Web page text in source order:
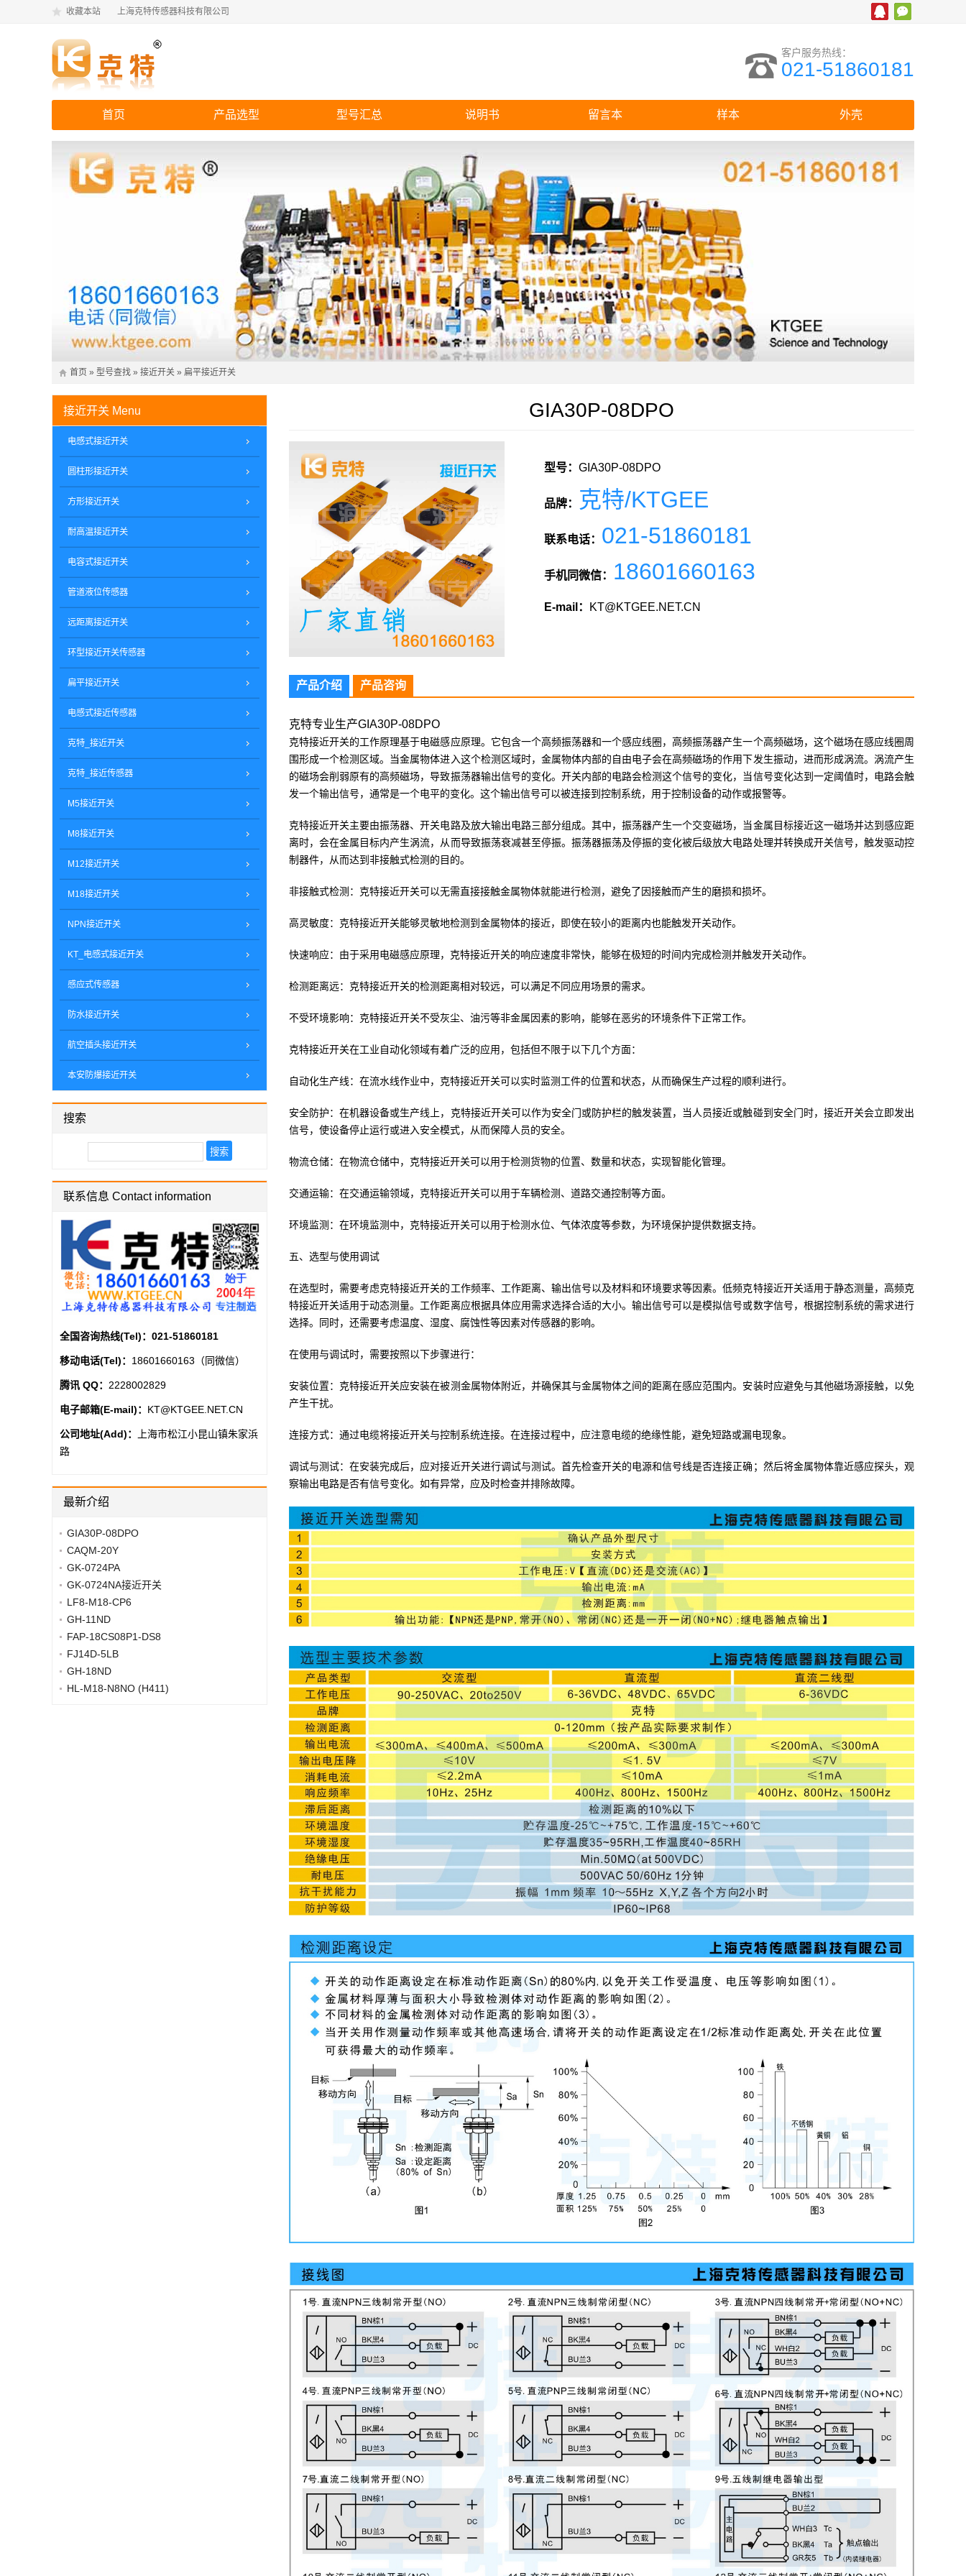
收藏本站 上海克特传感器科技有限公司
客户服务热线：
021-51860181
首页 产品选型 型号汇总 说明书 留言本 样本 外壳
首页 » 型号查找 » 接近开关 » 扁平接近开关
GIA30P-08DPO
型号： GIA30P-08DPO
品牌： 克特/KTGEE
联系电话： 021-51860181
手机同微信： 18601660163
E-mail： KT@KTGEE.NET.CN
产品介绍 产品咨询
克特专业生产GIA30P-08DPO
克特接近开关的工作原理基于电磁感应原理。它包含一个高频振荡器和一个感应线圈，高频振荡器产生一个高频磁场，这个磁场在感应线圈周
围形成一个检测区域。当金属物体进入这个检测区域时，金属物体内部的自由电子会在高频磁场的作用下发生振动，进而形成涡流。涡流产生
的磁场会削弱原有的高频磁场，导致振荡器输出信号的变化。开关内部的电路会检测这个信号的变化，当信号变化达到一定阈值时，电路会触
发一个输出信号，通常是一个电平的变化。这个输出信号可以被连接到控制系统，用于控制设备的动作或报警等。
克特接近开关主要由振荡器、开关电路及放大输出电路三部分组成。其中，振荡器产生一个交变磁场，当金属目标接近这一磁场并达到感应距
离时，会在金属目标内产生涡流，从而导致振荡衰减甚至停振。振荡器振荡及停振的变化被后级放大电路处理并转换成开关信号，触发驱动控
制器件，从而达到非接触式检测的目的。
非接触式检测：克特接近开关可以无需直接接触金属物体就能进行检测，避免了因接触而产生的磨损和损坏。
高灵敏度：克特接近开关能够灵敏地检测到金属物体的接近，即使在较小的距离内也能触发开关动作。
快速响应：由于采用电磁感应原理，克特接近开关的响应速度非常快，能够在极短的时间内完成检测并触发开关动作。
检测距离远：克特接近开关的检测距离相对较远，可以满足不同应用场景的需求。
不受环境影响：克特接近开关不受灰尘、油污等非金属因素的影响，能够在恶劣的环境条件下正常工作。
克特接近开关在工业自动化领域有着广泛的应用，包括但不限于以下几个方面：
自动化生产线：在流水线作业中，克特接近开关可以实时监测工件的位置和状态，从而确保生产过程的顺利进行。
安全防护：在机器设备或生产线上，克特接近开关可以作为安全门或防护栏的触发装置，当人员接近或触碰到安全门时，接近开关会立即发出
信号，使设备停止运行或进入安全模式，从而保障人员的安全。
物流仓储：在物流仓储中，克特接近开关可以用于检测货物的位置、数量和状态，实现智能化管理。
交通运输：在交通运输领域，克特接近开关可以用于车辆检测、道路交通控制等方面。
环境监测：在环境监测中，克特接近开关可以用于检测水位、气体浓度等参数，为环境保护提供数据支持。
五、选型与使用调试
在选型时，需要考虑克特接近开关的工作频率、工作距离、输出信号以及材料和环境要求等因素。低频克特接近开关适用于静态测量，高频克
特接近开关适用于动态测量。工作距离应根据具体应用需求选择合适的大小。输出信号可以是模拟信号或数字信号，根据控制系统的需求进行
选择。同时，还需要考虑温度、湿度、腐蚀性等因素对传感器的影响。
在使用与调试时，需要按照以下步骤进行：
安装位置：克特接近开关应安装在被测金属物体附近，并确保其与金属物体之间的距离在感应范围内。安装时应避免与其他磁场源接触，以免
产生干扰。
连接方式：通过电缆将接近开关与控制系统连接。在连接过程中，应注意电缆的绝缘性能，避免短路或漏电现象。
调试与测试：在安装完成后，应对接近开关进行调试与测试。首先检查开关的电源和信号线是否连接正确；然后将金属物体靠近感应探头，观
察输出电路是否有信号变化。如有异常，应及时检查并排除故障。
接近开关 Menu
电感式接近开关
圆柱形接近开关
方形接近开关
耐高温接近开关
电容式接近开关
管道液位传感器
远距离接近开关
环型接近开关传感器
扁平接近开关
电感式接近传感器
克特_接近开关
克特_接近传感器
M5接近开关
M8接近开关
M12接近开关
M18接近开关
NPN接近开关
KT_电感式接近开关
感应式传感器
防水接近开关
航空插头接近开关
本安防爆接近开关
搜索
联系信息 Contact information
全国咨询热线(Tel)： 021-51860181
移动电话(Tel)： 18601660163（同微信）
腾讯 QQ： 2228002829
电子邮箱(E-mail)： KT@KTGEE.NET.CN
公司地址(Add)：
上海市松江小昆山镇朱家浜
路
最新介绍
GIA30P-08DPO
CAQM-20Y
GK-0724PA
GK-0724NA接近开关
LF8-M18-CP6
GH-11ND
FAP-18CS08P1-DS8
FJ14D-5LB
GH-18ND
HL-M18-N8NO (H411)